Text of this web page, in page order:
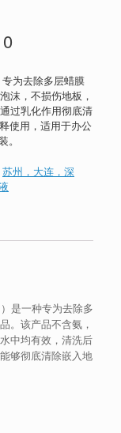
为去除多层蜡膜
沫，不损伤地板，
过乳化作用彻底清
使用，适用于办公
苏州，大连，深
是一种专为去除多
。该产品不含氨，
中均有效，清洗后
够彻底清除嵌入地